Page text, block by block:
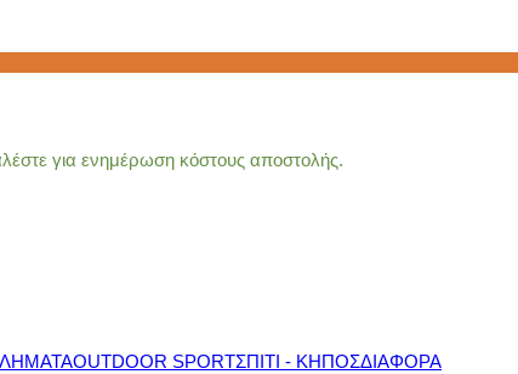
για ενημέρωση κόστους αποστολής.
OUTDOOR SPORTΣΠΙΤΙ - ΚΗΠΟΣΔΙΑΦΟΡΑ